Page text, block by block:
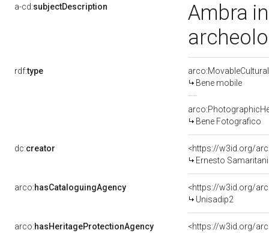
a-cd:subjectDescription
Ambra
rdf:type
Bene mobile
Bene Fotografico
dc:creator
<https://w3id.org/
Ernesto Samaritani
arco:hasCataloguingAgency
<https://w3id.org/
Unisadip2
arco:hasHeritageProtectionAgency
<https://w3id.org/